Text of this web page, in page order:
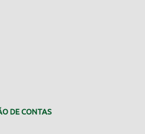
DE CONTAS